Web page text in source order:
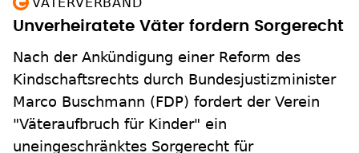
Nach der Ankündigung einer Reform des
Marco Buschmann (FDP) fordert der Verein
"Väteraufbruch für Kinder" ein
uneingeschränktes Sorgerecht für
unverheiratete Väter.